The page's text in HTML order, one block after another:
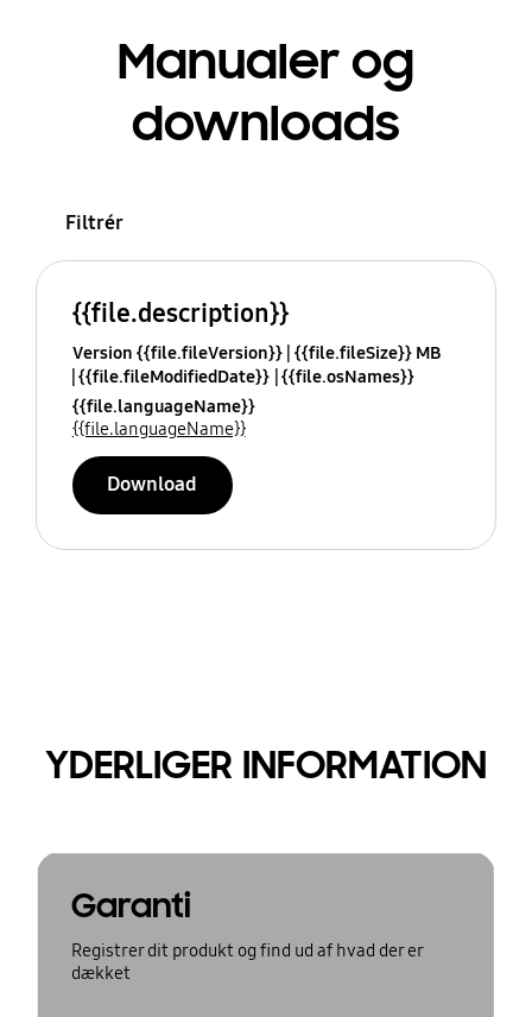
Manualer og
downloads
Filtrér
{{file.description}}
Version {{file.fileVersion}} {{file.fileSize}} MB
{{file.fileModifiedDate}} {{file.osNames}}
{{file.languageName}}
{{file.languageName}}
Download
YDERLIGER INFORMATION
Garanti
Registrer dit produkt og find ud af hvad der er
dækket